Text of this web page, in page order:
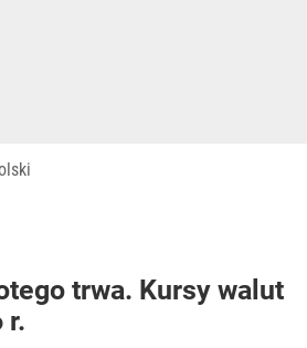
trwa. Kursy walut
r.